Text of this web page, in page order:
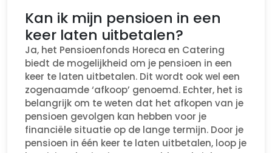
Kan ik mijn pensioen in een
keer laten uitbetalen?
Ja, het Pensioenfonds Horeca en Catering
biedt de mogelijkheid om je pensioen in een
keer te laten uitbetalen. Dit wordt ook wel een
zogenaamde ‘afkoop’ genoemd. Echter, het is
belangrijk om te weten dat het afkopen van je
pensioen gevolgen kan hebben voor je
financiële situatie op de lange termijn. Door je
pensioen in één keer te laten uitbetalen, loop je